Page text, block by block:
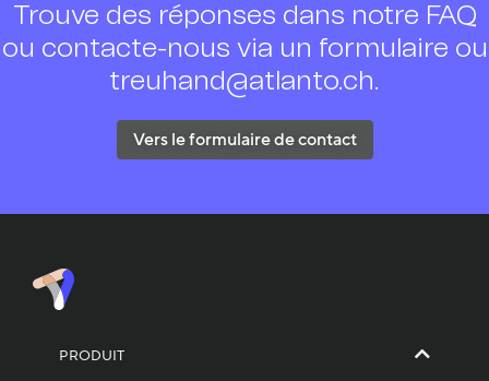
Trouve des réponses dans notre FAQ
ou contacte-nous via un formulaire ou
treuhand@atlanto.ch.
Vers le formulaire de contact
PRODUIT